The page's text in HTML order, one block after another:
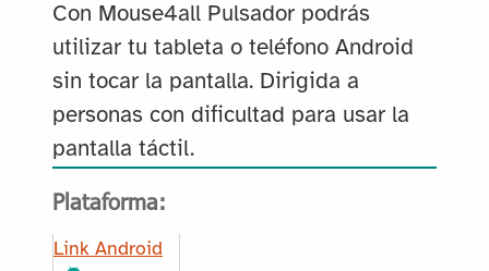
Con Mouse4all Pulsador podrás
utilizar tu tableta o teléfono Android
sin tocar la pantalla. Dirigida a
personas con dificultad para usar la
pantalla táctil.
Plataforma:
Link Android